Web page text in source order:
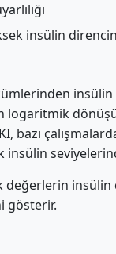
insülin
insülin
logaritmik
bazı
değerlerin
gösterir.